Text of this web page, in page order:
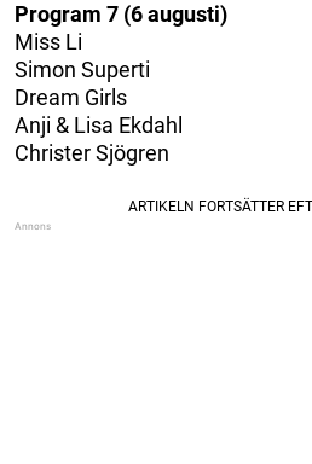
Program 7 (6 augusti)
Miss Li
Simon Superti
Dream Girls
Anji & Lisa Ekdahl
Christer Sjögren